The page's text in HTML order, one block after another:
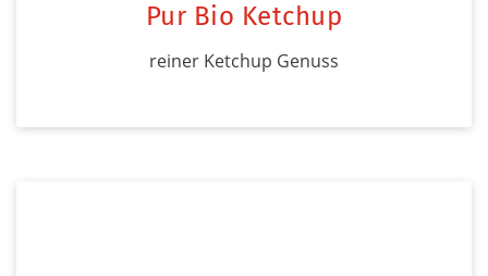
Pur Bio Ketchup
reiner Ketchup Genuss